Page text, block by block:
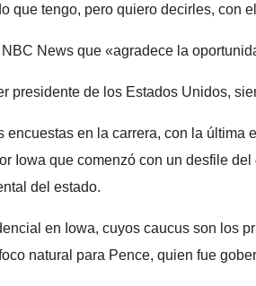
que tengo, pero quiero decirles,
News que «agradece la
presidente de los Estados Unidos,
encuestas en la carrera, con la
Iowa que comenzó con un desfile
del estado.
en Iowa, cuyos caucus son los
natural para Pence, quien fue